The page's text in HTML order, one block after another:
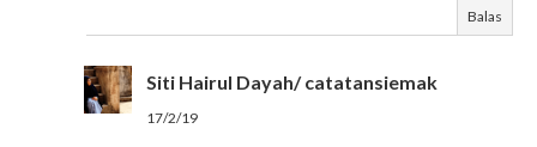
Balas
Siti Hairul Dayah/ catatansiemak
17/2/19